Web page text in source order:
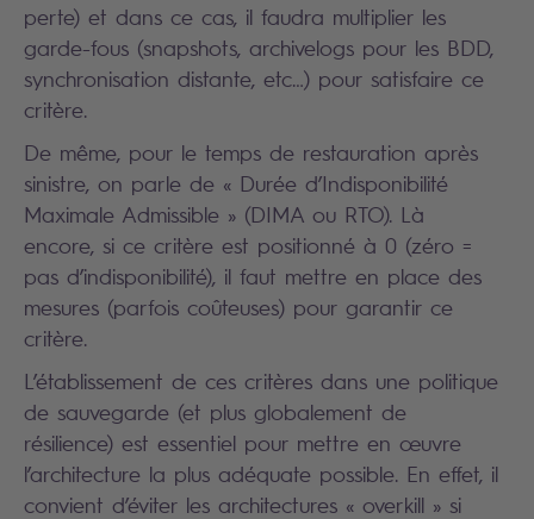
perte) et dans ce cas, il faudra multiplier les
garde-fous (snapshots, archivelogs pour les BDD,
synchronisation distante, etc…) pour satisfaire ce
critère.
De même, pour le temps de restauration après
sinistre, on parle de « Durée d’Indisponibilité
Maximale Admissible » (DIMA ou RTO). Là
encore, si ce critère est positionné à 0 (zéro =
pas d’indisponibilité), il faut mettre en place des
mesures (parfois coûteuses) pour garantir ce
critère.
L’établissement de ces critères dans une politique
de sauvegarde (et plus globalement de
résilience) est essentiel pour mettre en œuvre
l’architecture la plus adéquate possible. En effet, il
convient d’éviter les architectures « overkill » si